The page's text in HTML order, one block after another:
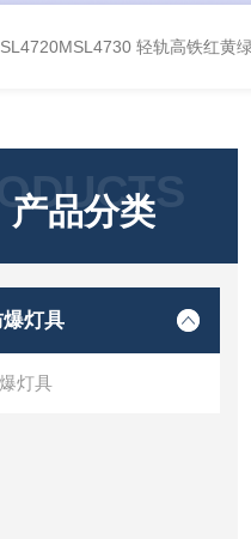
轻轨高铁红黄
产品分类
爆灯具
灯具